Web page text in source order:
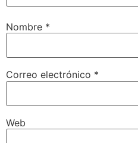
Nombre *
Correo electrónico *
Web